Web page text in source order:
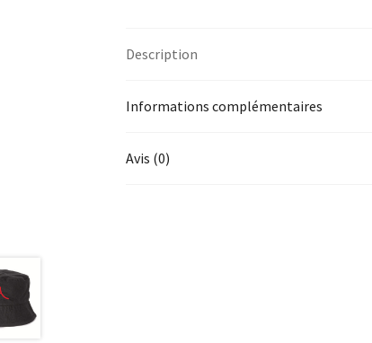
Description
Informations complémentaires
Avis (0)